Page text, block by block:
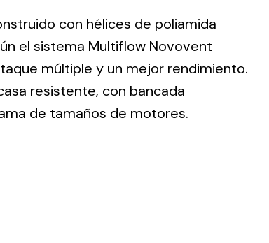
con hélices de poliamida
el sistema Multiflow Novovent
múltiple y un mejor rendimiento.
resistente, con bancada
de tamaños de motores.